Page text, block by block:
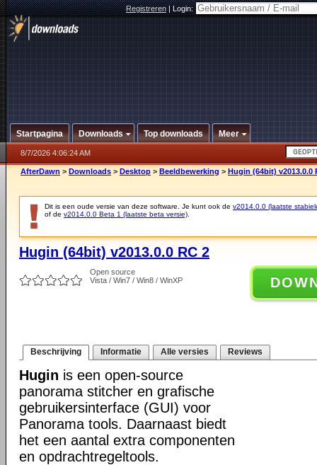
Registreren|Login:
Startpagina Downloads Top downloads Meer
8/7/2026 4:06:24 AM
AfterDawn > Downloads > Desktop > Beeldbewerking > Hugin (64bit) v2013.0.0
Dit is een oude versie van deze software. Je kunt ook de v2014.0.0 (laatste
of de v2014.0.0 Beta 1 (laatste beta versie)
Hugin (64bit) v2013.0.0 RC 2
Open source
Vista / Win7 / Win8 / WinXP
Beschrijving Informatie Alle versies Reviews
Hugin is een open-source
panorama stitcher en grafische
gebruikersinterface (GUI) voor
Panorama tools. Daarnaast biedt
het een aantal extra componenten
en opdrachtregeltools.